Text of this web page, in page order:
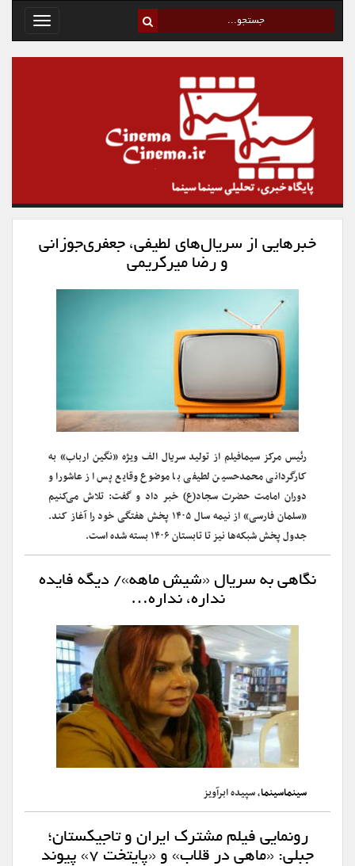
Toggle
خبرهایی از سریال‌های لطیفی، جعفری‌جوزانی
و رضا میرکریمی
رئیس مرکز سیمافیلم از تولید سریال الف ویژه «نگین ارباب» به
کارگردانی محمدحسین لطیفی با موضوع وقایع پس از عاشورا و
دوران امامت حضرت سجاد(ع) خبر داد و گفت: تلاش می‌کنیم
«سلمان فارسی» از نیمه سال ۱۴۰۵ پخش هفتگی خود را آغاز کند.
جدول پخش شبکه‌ها نیز تا تابستان ۱۴۰۶ بسته شده است.
نگاهی به سریال «شیش ماهه»/ دیگه فایده
نداره، نداره…
سینماسینما، سپیده ابرآویز
رونمایی فیلم مشترک ایران و تاجیکستان؛
جبلی: «ماهی در قلاب» و «پایتخت ۷» پیوند